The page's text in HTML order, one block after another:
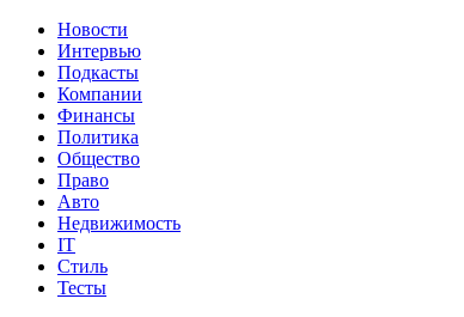
Новости
Интервью
Подкасты
Компании
Финансы
Политика
Общество
Право
Авто
Недвижимость
IT
Стиль
Тесты